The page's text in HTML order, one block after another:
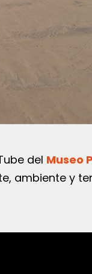
del Museo
ambiente y